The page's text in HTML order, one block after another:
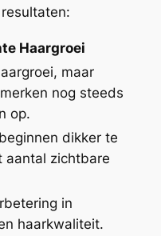
Haargroei
maar
nog steeds
op.
dikker te
aantal zichtbare
in
haarkwaliteit.